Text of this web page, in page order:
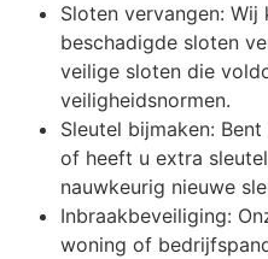
Sloten vervangen:
beschadigde sloten
veilige sloten die
veiligheidsnormen.
Sleutel bijmaken:
of heeft u extra
nauwkeurig nieuwe
Inbraakbeveiliging:
woning of